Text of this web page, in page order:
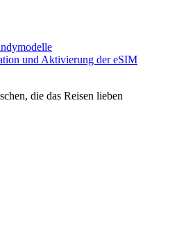
und Aktivierung der eSIM
die das Reisen lieben